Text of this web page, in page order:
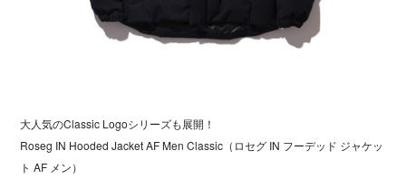
大人気のClassic Logoシリーズも展開！
Roseg IN Hooded Jacket AF Men Classic（ロセグ IN フーデッド ジャケッ
ト AF メン）